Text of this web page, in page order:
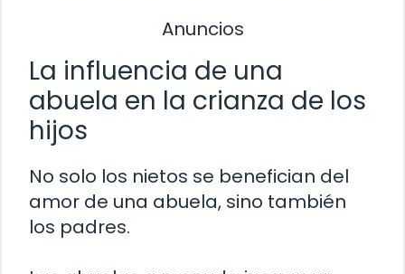
Anuncios
La influencia de una
abuela en la crianza de los
hijos
No solo los nietos se benefician del
amor de una abuela, sino también
los padres.